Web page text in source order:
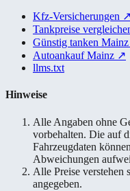
Kfz-Versicherungen ↗
Tankpreise
Günstig tanken Mainz
Autoankauf Mainz ↗
llms.txt
Hinweise
Alle Angaben ohne
vorbehalten. Die auf
Fahrzeugdaten
Abweichungen
Alle Preise verstehen
angegeben.